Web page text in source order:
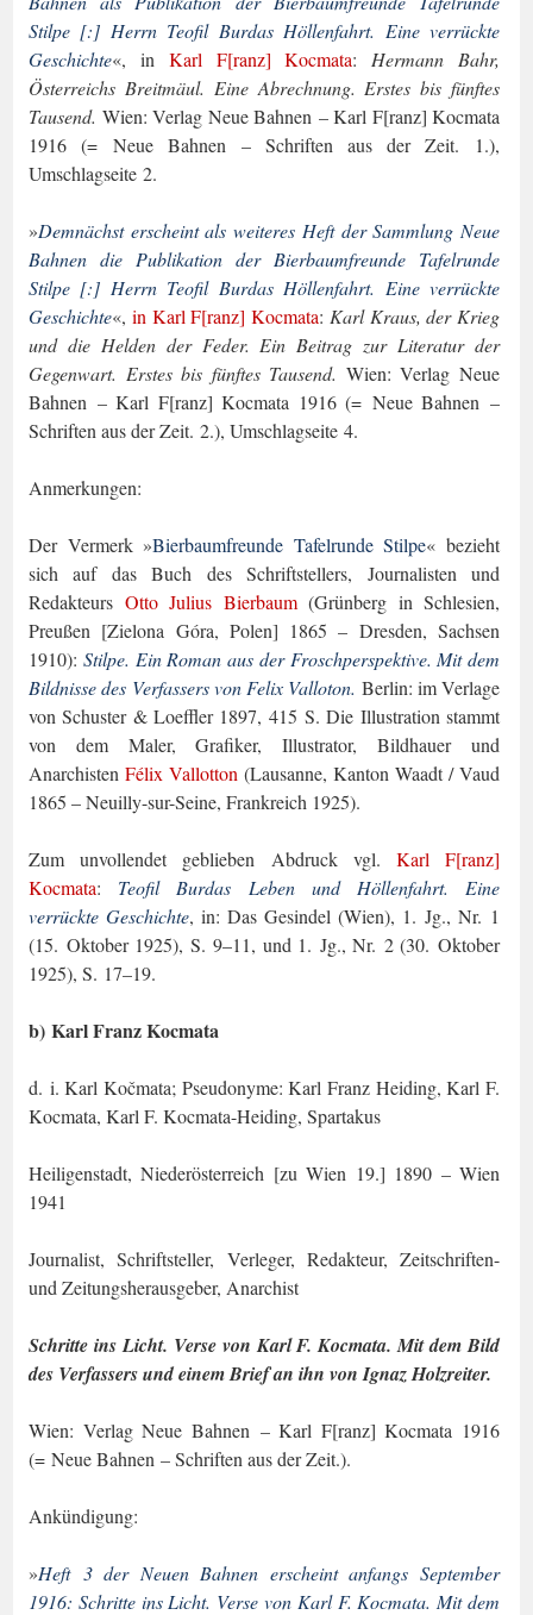
Stilpe [:] Herrn Teofil Burdas Höllenfahrt. Eine verrückte
Geschichte«, in Karl F[ranz] Kocmata: Hermann Bahr,
Österreichs Breitmäul. Eine Ab­rechnung. Erstes bis fünftes
Tausend. Wien: Verlag Neue Bahnen – Karl F[ranz] Koc­mata
1916 (= Neue Bahnen – Schriften aus der Zeit. 1.),
Umschlagseite 2.
»Demnächst erscheint als weiteres Heft der Sammlung Neue
Bahnen die Publikation der Bierbaumfreunde Tafelrunde
Stilpe [:] Herrn Teofil Burdas Höllenfahrt. Eine ver­rückte
Geschichte«, in Karl F[ranz] Kocmata: Karl Kraus, der Krieg
und die Helden der Feder. Ein Beitrag zur Literatur der
Gegenwart. Erstes bis fünftes Tausend. Wien: Verlag Neue
Bahnen – Karl F[ranz] Kocmata 1916 (= Neue Bahnen –
Schriften aus der Zeit. 2.), Umschlagseite 4.
Anmerkungen:
Der Vermerk »Bierbaumfreunde Tafelrunde Stilpe« bezieht
sich auf das Buch des Schriftstellers, Journalisten und
Redakteurs Otto Julius Bierbaum(Grünberg in Schlesien,
Preußen [Zielona Góra, Polen] 1865 – Dresden, Sachsen
1910): Stilpe. Ein Roman aus der Froschperspektive. Mit dem
Bildnisse des Verfassers von Felix Valloton. Berlin: im Verlage
von Schuster & Loeffler 1897, 415 S. Die Illustration stammt
von dem Ma­ler, Grafiker, Illustrator, Bildhauer und
Anarchisten Félix Vallotton (Lausanne, Kanton Waadt / Vaud
1865 – Neuilly-sur-Seine, Frankreich 1925).
Zum unvollendet geblieben Abdruck vgl. Karl F[ranz]
Kocmata:
Teofil Burdas Leben und Höllenfahrt. Eine
verrückte Geschichte, in: Das Gesindel (Wien), 1. Jg., Nr. 1
(15. Oktober 1925), S. 9–11, und 1. Jg., Nr. 2 (30. Oktober
1925), S. 17–19.
b) Karl Franz Kocmata
d. i. Karl Kočmata; Pseudonyme: Karl Franz Heiding, Karl F.
Kocmata, Karl F. Koc­mata-Heiding, Spartakus
Heiligenstadt, Niederösterreich [zu Wien 19.] 1890 – Wien
1941
Journalist, Schriftsteller, Verleger, Redakteur, Zeitschriften-
und Zeitungsherausgeber, Anarchist
Schritte ins Licht. Verse von Karl F. Kocmata. Mit dem Bild
des Verfassers und ei­nem Brief an ihn von Ignaz Holzreiter.
Wien: Verlag Neue Bahnen – Karl F[ranz] Kocmata 1916
(= Neue Bahnen – Schriften aus der Zeit.).
Ankündigung:
»Heft 3 der Neuen Bahnen erscheint anfangs September
1916: Schritte ins Licht. Verse von Karl F. Kocmata. Mit dem